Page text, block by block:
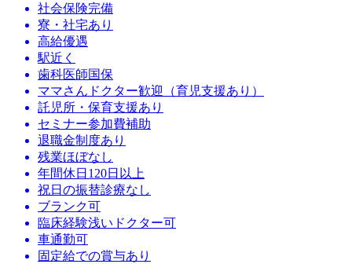
社会保険完備
寮・社宅あり
高給優遇
駅近く
歯科医師国保
ママさんドクター歓迎（育児支援あり）
託児所・保育支援あり
セミナー参加費補助
退職金制度あり
残業ほぼなし
年間休日120日以上
祝日の振替診療なし
ブランク可
臨床経験浅いドクター可
車通勤可
固定給での賞与あり